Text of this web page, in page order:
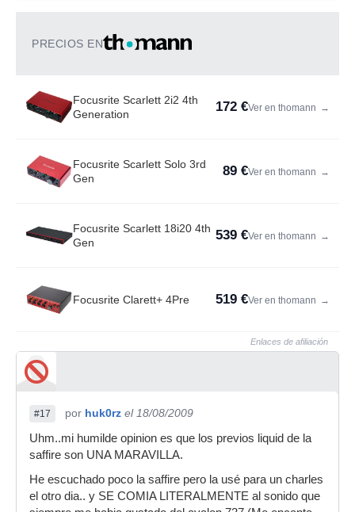
PRECIOS EN
Focusrite Scarlett 2i2 4th
Generation
172 €Ver en thomann →
Focusrite Scarlett Solo 3rd
Gen
89 €Ver en thomann →
Focusrite Scarlett 18i20 4th
Gen
539 €Ver en thomann →
Focusrite Clarett+ 4Pre 519 €Ver en thomann →
Enlaces de afiliación
#17 por huk0rz el 18/08/2009
Uhm..mi humilde opinion es que los previos liquid de la
saffire son UNA MARAVILLA.
He escuchado poco la saffire pero la usé para un charles
el otro dia.. y SE COMIA LITERALMENTE al sonido que